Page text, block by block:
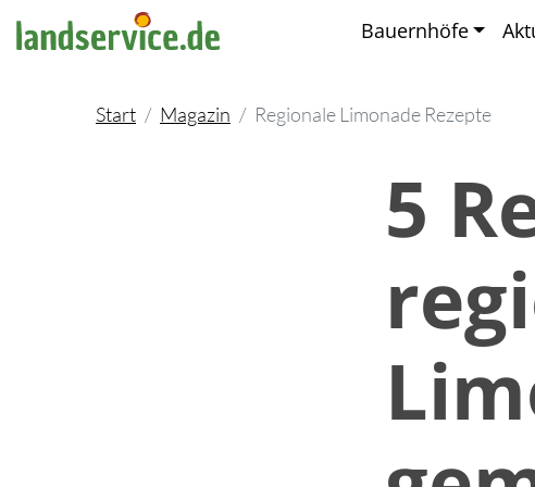
Bauernhöfe
Start Magazin Regionale Limonade Rezepte
5